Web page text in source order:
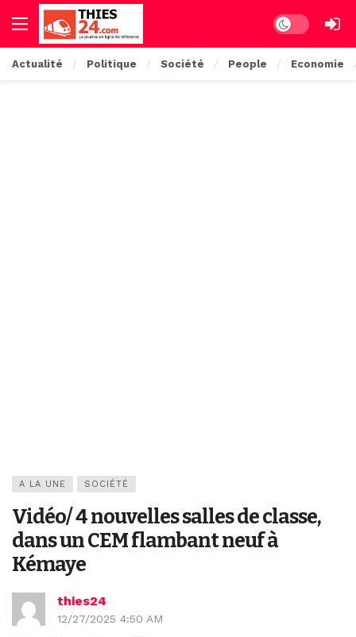
Dark mode
Actualité Politique Société People Economie
A LA UNE SOCIÉTÉ
Vidéo/ 4 nouvelles salles de classe,
dans un CEM flambant neuf à
Kémaye
thies24
12/27/2025 4:50 AM